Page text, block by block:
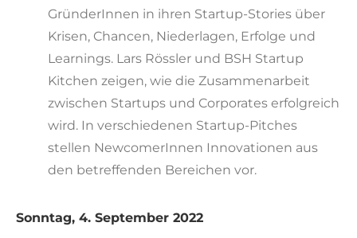
GründerInnen in ihren Startup-Stories über
Krisen, Chancen, Niederlagen, Erfolge und
Learnings. Lars Rössler und BSH Startup
Kitchen zeigen, wie die Zusammenarbeit
zwischen Startups und Corporates erfolgreich
wird. In verschiedenen Startup-Pitches
stellen NewcomerInnen Innovationen aus
den betreffenden Bereichen vor.
Sonntag, 4. September 2022